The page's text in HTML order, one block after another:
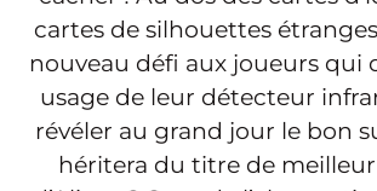
cartes de silhouettes
nouveau défi aux joueurs qui
usage de leur détecteur
révéler au grand jour le bon
héritera du titre de